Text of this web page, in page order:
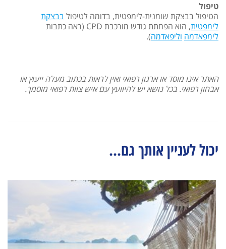
טיפול
הטיפול בבצקת שומנית-לימפטית, בדומה לטיפולבבצקת
לימפטית, הוא הפחתת גודש מורכבת CPD (ראה כתבות
לימפאדמה וליפאדמה).
האתר אינו מוסד או ארגון רפואי ואין לראות בכתוב מעלה ייעוץ או
אבחון רפואי. בכל נושא יש להיוועץ עם איש צוות רפואי מוסמך.
יכול לעניין אותך גם...